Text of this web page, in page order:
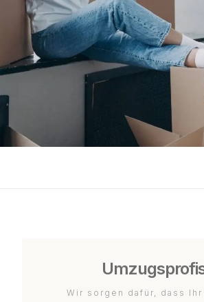
Wir sorgen dafür, dass Ihr